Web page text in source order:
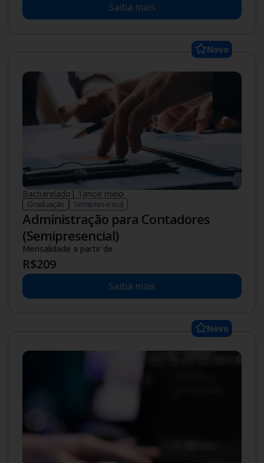
Saiba mais
Novo
Bacharelado | 1.5anoe meio
Graduação Semipresencial
Administração para Contadores
(Semipresencial)
Mensalidade a partir de
R$209
Saiba mais
Novo